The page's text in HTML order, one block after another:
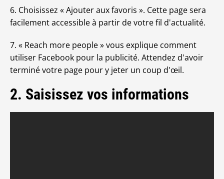
6. Choisissez « Ajouter aux favoris ». Cette page sera
facilement accessible à partir de votre fil d'actualité.
7. « Reach more people » vous explique comment
utiliser Facebook pour la publicité. Attendez d'avoir
terminé votre page pour y jeter un coup d'œil.
2. Saisissez vos informations